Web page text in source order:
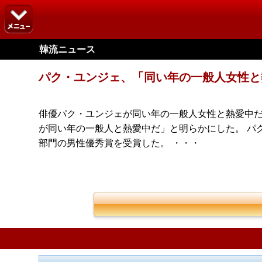
韓流ニュース
パク・ユンジェ、「同い年の一般人女性と
俳優パク・ユンジェが同い年の一般人女性と熱愛中
が同い年の一般人と熱愛中だ」と明らかにした。
部門の男性優秀賞を受賞した。 ・・・